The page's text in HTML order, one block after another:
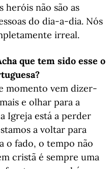
heróis não são as
do dia-a-dia. Nós
irreal.
que tem sido esse o
momento vem dizer-
e olhar para a
Igreja está a perder
a voltar para
o fado, o tempo não
cristã é sempre uma